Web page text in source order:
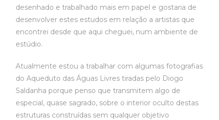
desenhado e trabalhado mais em papel e gostaria de
desenvolver estes estudos em relação a artistas que
encontrei desde que aqui cheguei, num ambiente de
estúdio.
Atualmente estou a trabalhar com algumas fotografias
do Aqueduto das Águas Livres tiradas pelo Diogo
Saldanha porque penso que transmitem algo de
especial, quase sagrado, sobre o interior oculto destas
estruturas construídas sem qualquer objetivo